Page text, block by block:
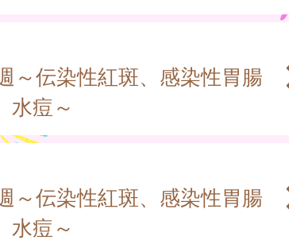
～伝染性紅斑、感染性胃腸
水痘～
～伝染性紅斑、感染性胃腸
水痘～